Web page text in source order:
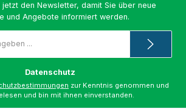
jetzt den Newsletter, damit Sie über neue
und Angebote informiert werden.
Datenschutz
zur Kenntnis genommen und
und bin mit ihnen einverstanden.